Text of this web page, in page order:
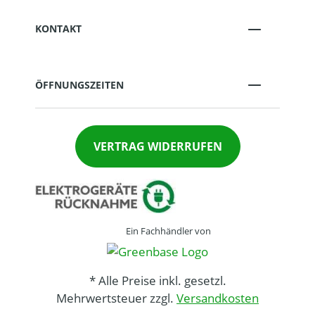
KONTAKT
ÖFFNUNGSZEITEN
VERTRAG WIDERRUFEN
Ein Fachhändler von
* Alle Preise inkl. gesetzl.
Mehrwertsteuer zzgl. Versandkosten